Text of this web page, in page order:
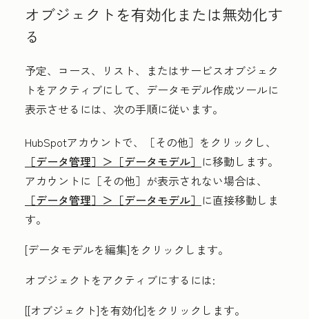
オブジェクトを有効化または無効化す
る
予定、コース、リスト、またはサービスオブジェク
トをアクティブにして、データモデル作成ツールに
表示させるには、次の手順に従います。
HubSpotアカウントで、
［その他］をクリックし、
［データ管理］＞ ［データモデル］ に移動します。
アカウントに ［その他］が表示されない場合は、
［データ管理］＞ ［データモデル］ に直接移動しま
す。
[データモデルを編集]をクリックします。
オブジェクトをアクティブにするには:
[[オブジェクト]を有効化]をクリックします。